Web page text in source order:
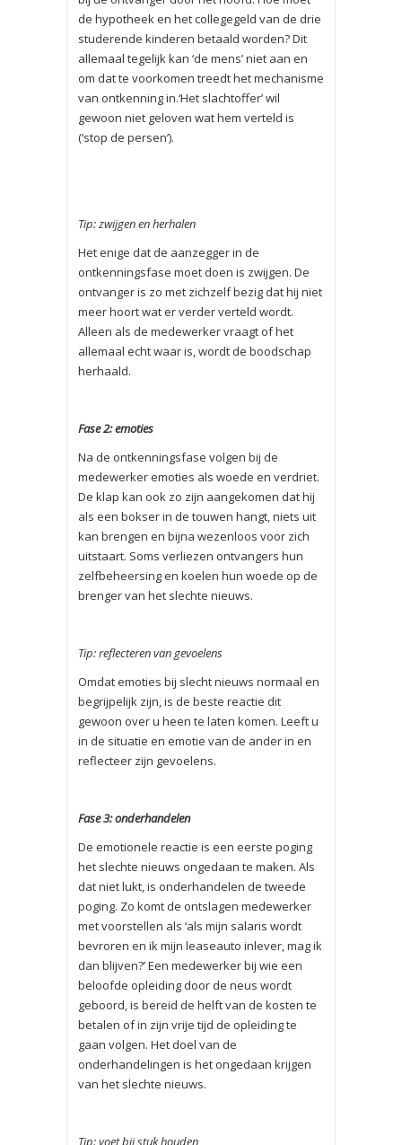
de hypotheek en het collegegeld van de drie
studerende kinderen betaald worden? Dit
allemaal tegelijk kan ‘de mens’ niet aan en
om dat te voorkomen treedt het mechanisme
van ontkenning in.‘Het slachtoffer’ wil
gewoon niet geloven wat hem verteld is
(‘stop de persen’).
Tip: zwijgen en herhalen
Het enige dat de aanzegger in de
ontkenningsfase moet doen is zwijgen. De
ontvanger is zo met zichzelf bezig dat hij niet
meer hoort wat er verder verteld wordt.
Alleen als de medewerker vraagt of het
allemaal echt waar is, wordt de boodschap
herhaald.
Fase 2: emoties
Na de ontkenningsfase volgen bij de
medewerker emoties als woede en verdriet.
De klap kan ook zo zijn aangekomen dat hij
als een bokser in de touwen hangt, niets uit
kan brengen en bijna wezenloos voor zich
uitstaart. Soms verliezen ontvangers hun
zelfbeheersing en koelen hun woede op de
brenger van het slechte nieuws.
Tip: reflecteren van gevoelens
Omdat emoties bij slecht nieuws normaal en
begrijpelijk zijn, is de beste reactie dit
gewoon over u heen te laten komen. Leeft u
in de situatie en emotie van de ander in en
reflecteer zijn gevoelens.
Fase 3: onderhandelen
De emotionele reactie is een eerste poging
het slechte nieuws ongedaan te maken. Als
dat niet lukt, is onderhandelen de tweede
poging. Zo komt de ontslagen medewerker
met voorstellen als ‘als mijn salaris wordt
bevroren en ik mijn leaseauto inlever, mag ik
dan blijven?’ Een medewerker bij wie een
beloofde opleiding door de neus wordt
geboord, is bereid de helft van de kosten te
betalen of in zijn vrije tijd de opleiding te
gaan volgen. Het doel van de
onderhandelingen is het ongedaan krijgen
van het slechte nieuws.
Tip: voet bij stuk houden